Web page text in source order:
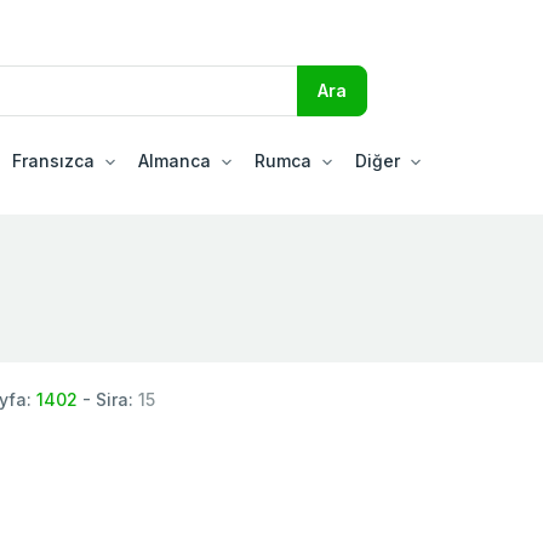
Fransızca Almanca Rumca Diğer
1402 - Sira: 15